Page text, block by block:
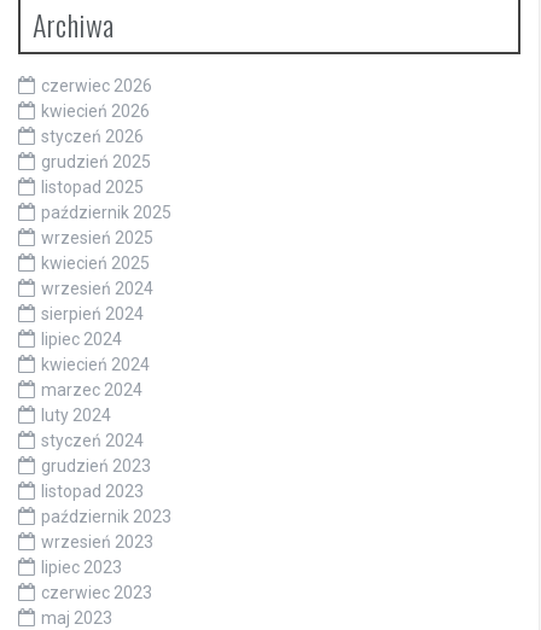
Archiwa
czerwiec 2026
kwiecień 2026
styczeń 2026
grudzień 2025
listopad 2025
październik 2025
wrzesień 2025
kwiecień 2025
wrzesień 2024
sierpień 2024
lipiec 2024
kwiecień 2024
marzec 2024
luty 2024
styczeń 2024
grudzień 2023
listopad 2023
październik 2023
wrzesień 2023
lipiec 2023
czerwiec 2023
maj 2023